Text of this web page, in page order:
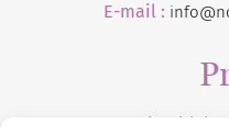
E-mail :
Tilmeld dig